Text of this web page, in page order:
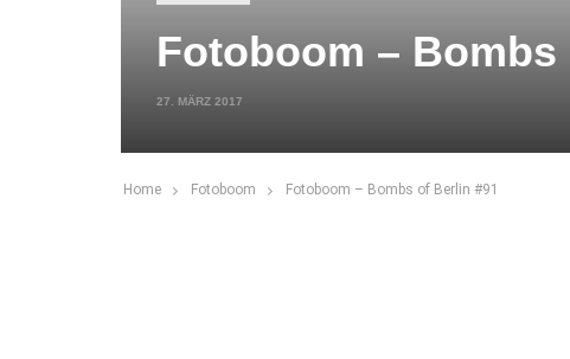
Fotoboom –
27. MÄRZ 2017
Home Fotoboom Fotoboom – Bombs of Berlin #91